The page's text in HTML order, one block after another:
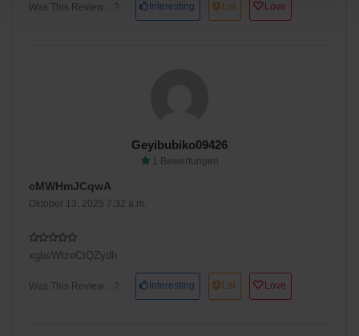
Was This Review ...? Interesting Lol Love
Geyibubiko09426
1 Bewertungen
cMWHmJCqwA
Oktober 13, 2025 7:32 a.m.
xgbsWtzeCtQZydh
Was This Review ...? Interesting Lol Love